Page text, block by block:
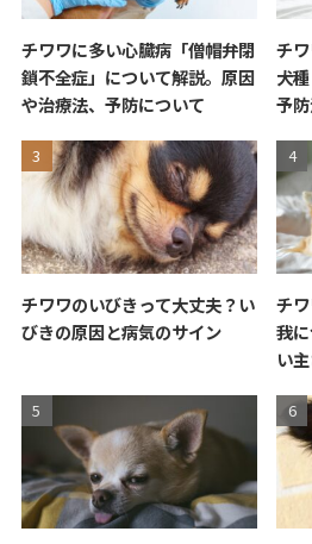
チワワに多い心臓病「僧帽弁閉
鎖不全症」について解説。原因
や治療法、予防について
チ
犬
予
チワワのいびきって大丈夫？い
びきの原因と病気のサイン
チ
我
い